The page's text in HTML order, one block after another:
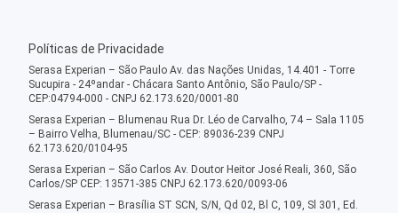
Políticas de Privacidade
Serasa Experian – São Paulo Av. das Nações Unidas, 14.401 - Torre
Sucupira - 24ºandar - Chácara Santo Antônio, São Paulo/SP -
CEP:04794-000 - CNPJ 62.173.620/0001-80
Serasa Experian – Blumenau Rua Dr. Léo de Carvalho, 74 – Sala 1105
– Bairro Velha, Blumenau/SC - CEP: 89036-239 CNPJ
62.173.620/0104-95
Serasa Experian – São Carlos Av. Doutor Heitor José Reali, 360, São
Carlos/SP CEP: 13571-385 CNPJ 62.173.620/0093-06
Serasa Experian – Brasília ST SCN, S/N, Qd 02, Bl C, 109, Sl 301, Ed.